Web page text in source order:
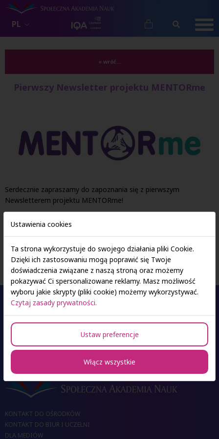
PL
« wróć...
Pierwszy Newsletter projektu MENTORme
Serdecznie zapraszamy do zapoznania się z pierwszym
Newsletterem projektu MENTORme!
mentorme-newsletter-1-pl.pdf
Oferta studiów
Ośrodki SAN
KONTAKT DO OŚRODKÓW
KONTAKT DO BIUR I UCZELNI
DLA MEDIÓW
Ustawienia cookies
Ta strona wykorzystuje do swojego działania pliki Cookie.
Dzięki ich zastosowaniu mogą poprawić się Twoje
doświadczenia związane z naszą stroną oraz możemy
pokazywać Ci spersonalizowane reklamy. Masz możliwość
wyboru jakie skrypty (pliki cookie) możemy wykorzystywać.
Czytaj zasady prywatności.
Ustaw preferencje
Włącz wszystkie